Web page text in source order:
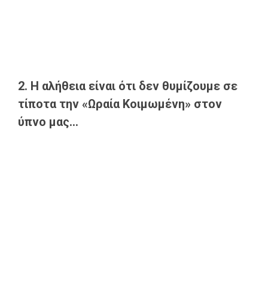
2. Η αλήθεια είναι ότι δεν θυμίζουμε σε
τίποτα την «Ωραία Κοιμωμένη» στον
ύπνο μας...